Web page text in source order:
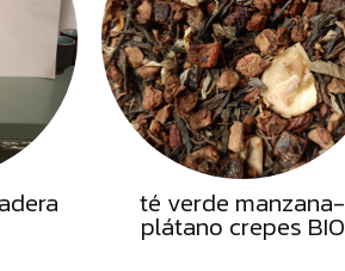
té verde manzana-
plátano crepes BIO